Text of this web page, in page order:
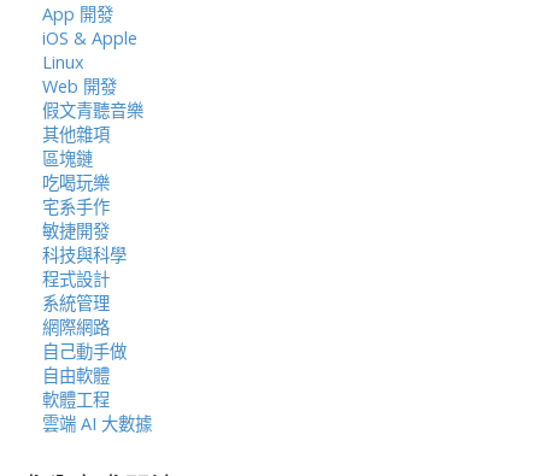
App 開發
iOS & Apple
Linux
Web 開發
假文青聽音樂
其他雜項
區塊鏈
吃喝玩樂
宅系手作
敏捷開發
科技與科學
程式設計
系統管理
網際網路
自己動手做
自由軟體
軟體工程
雲端 AI 大數據